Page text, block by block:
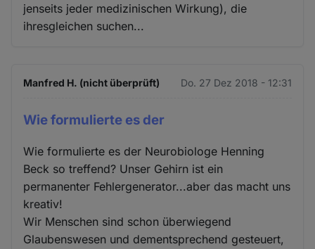
jenseits jeder medizinischen Wirkung), die
ihresgleichen suchen...
Manfred H. (nicht überprüft) Do. 27 Dez 2018 - 12:31
Wie formulierte es der
Wie formulierte es der Neurobiologe Henning
Beck so treffend? Unser Gehirn ist ein
permanenter Fehlergenerator...aber das macht uns
kreativ!
Wir Menschen sind schon überwiegend
Glaubenswesen und dementsprechend gesteuert,